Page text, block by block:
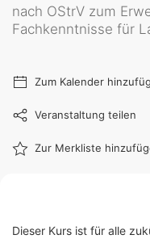
nach OStrV zum
Fachkenntnisse für
Zum Kalender
Veranstaltung teilen
Zur Merkliste
Dieser Kurs ist für alle